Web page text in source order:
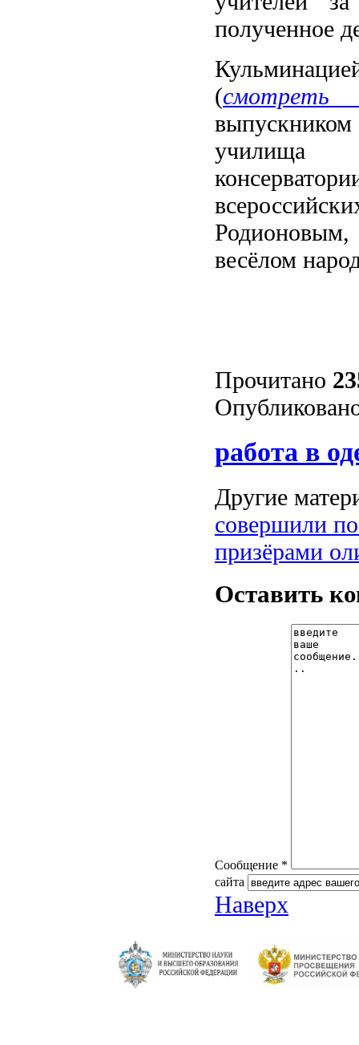
полученное
(смотреть
училища
весёлом
Прочитано
работа в
Другие
совершили
призёрами
Оставить
Сообщение *
сайта
Наверх